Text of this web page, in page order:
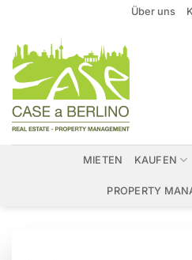
springen
Über uns
MIETEN KAUFEN
PROPERTY